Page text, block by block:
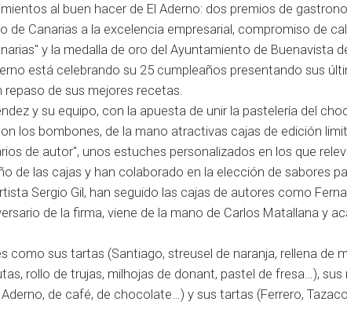
al buen hacer de El Aderno: dos premios de
de Canarias a la excelencia empresarial, compromiso de
y la medalla de oro del Ayuntamiento de Buenavista
está celebrando su 25 cumpleaños presentando sus
de sus mejores recetas.
y su equipo, con la apuesta de unir la pastelería del
los bombones, de la mano atractivas cajas de edición
de autor", unos estuches personalizados en los que
de las cajas y han colaborado en la elección de sabores
Sergio Gil, han seguido las cajas de autores como
de la firma, viene de la mano de Carlos Matallana y
como sus tartas (Santiago, streusel de naranja, rellena de
rollo de trujas, milhojas de donant, pastel de fresa…), sus
de café, de chocolate…) y sus tartas (Ferrero,